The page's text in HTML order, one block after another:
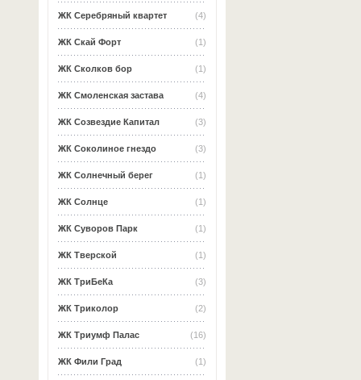
(4)
ЖК Серебряный квартет
(1)
ЖК Скай Форт
(1)
ЖК Сколков бор
(4)
ЖК Смоленская застава
(3)
ЖК Созвездие Капитал
(3)
ЖК Соколиное гнездо
(1)
ЖК Солнечный берег
(1)
ЖК Солнце
(1)
ЖК Суворов Парк
(1)
ЖК Тверской
(3)
ЖК ТриБеКа
(2)
ЖК Триколор
(16)
ЖК Триумф Палас
(1)
ЖК Фили Град